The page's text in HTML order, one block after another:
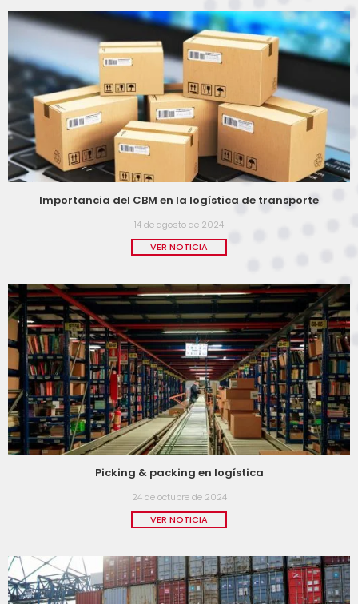
Importancia del CBM en la logística de transporte
14 de agosto de 2024
VER NOTICIA
Picking & packing en logística
24 de octubre de 2024
VER NOTICIA